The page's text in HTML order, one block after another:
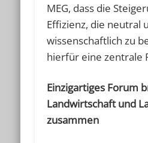
MEG, dass die
Effizienz, die neutral
wissenschaftlich zu
hierfür eine zentrale
Einzigartiges Forum
Landwirtschaft und
zusammen